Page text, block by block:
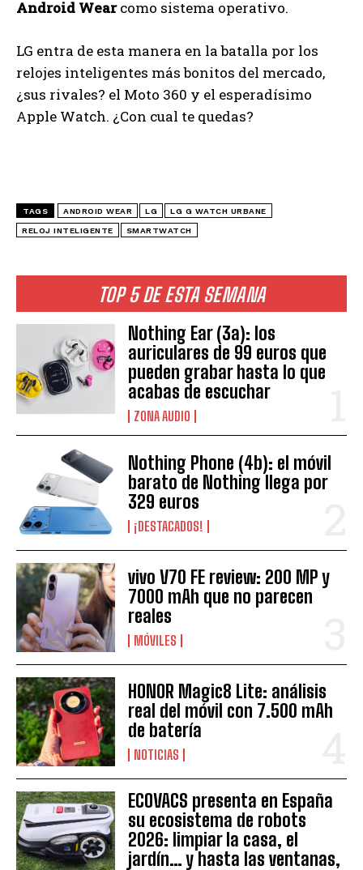
TOP 5 DE ESTA SEMANA
Nothing Ear (3a): los
auriculares de 99 euros que
pueden grabar hasta lo que
acabas de escuchar
ZONA AUDIO
Nothing Phone (4b): el móvil
barato de Nothing llega por
329 euros
¡DESTACADOS!
vivo V70 FE review: 200 MP y
7000 mAh que no parecen
reales
MÓVILES
HONOR Magic8 Lite: análisis
real del móvil con 7.500 mAh
de batería
NOTICIAS
ECOVACS presenta en España
su ecosistema de robots
2026: limpiar la casa, el
jardín… y hasta las ventanas,
Android Wearcomo sistema operativo.
LG entra de esta manera en la batalla por los
relojes inteligentes más bonitos del mercado,
¿sus rivales? el Moto 360 y el esperadísimo
Apple Watch. ¿Con cual te quedas?
TAGS ANDROID WEAR LG LG G WATCH URBANE
RELOJ INTELIGENTE SMARTWATCH